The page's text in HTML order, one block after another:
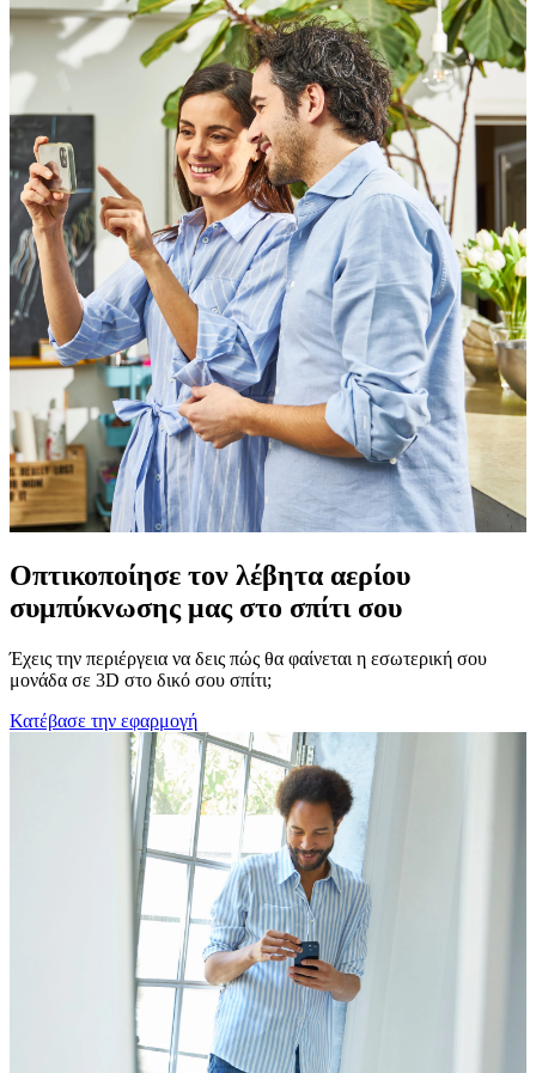
Οπτικοποίησε τον λέβητα αερίου
συμπύκνωσης μας στο σπίτι σου
Έχεις την περιέργεια να δεις πώς θα φαίνεται η εσωτερική σου
μονάδα σε 3D στο δικό σου σπίτι;
Κατέβασε την εφαρμογή